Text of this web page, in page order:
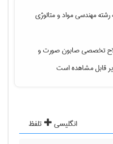
مهندسی مواد و متالوژی
تخصصیصابون صورتو
قابل مشاهده است
انگلیسی
تلفظ